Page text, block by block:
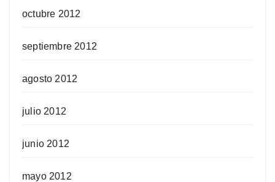
octubre 2012
septiembre 2012
agosto 2012
julio 2012
junio 2012
mayo 2012